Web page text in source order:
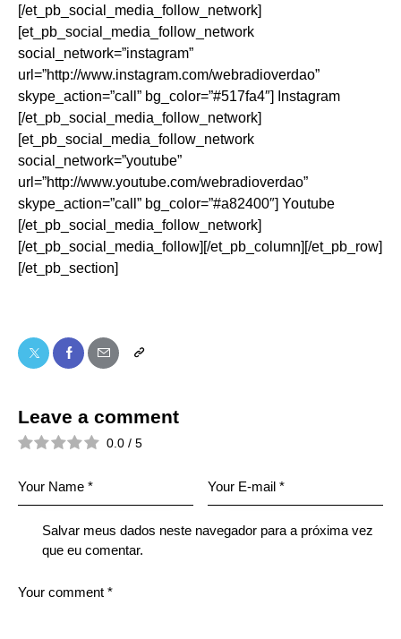
[/et_pb_social_media_follow_network]
[et_pb_social_media_follow_network
social_network=”instagram”
url=”http://www.instagram.com/webradioverdao”
skype_action=”call” bg_color=”#517fa4″] Instagram
[/et_pb_social_media_follow_network]
[et_pb_social_media_follow_network
social_network=”youtube”
url=”http://www.youtube.com/webradioverdao”
skype_action=”call” bg_color=”#a82400″] Youtube
[/et_pb_social_media_follow_network]
[/et_pb_social_media_follow][/et_pb_column][/et_pb_row]
[/et_pb_section]
Leave a comment
0.0 / 5
Salvar meus dados neste navegador para a próxima vez
que eu comentar.